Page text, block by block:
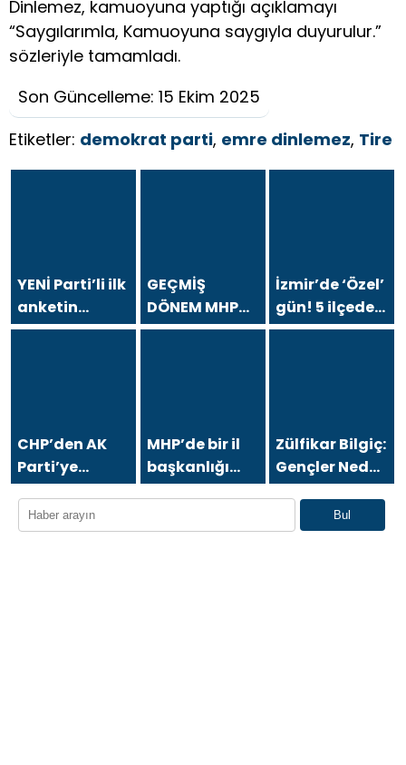
Dinlemez, kamuoyuna yaptığı açıklamayı
“Saygılarımla, Kamuoyuna saygıyla duyurulur.”
sözleriyle tamamladı.
Son Güncelleme: 15 Ekim 2025
Etiketler: demokrat parti, emre dinlemez, Tire
YENİ Parti’li ilk
anketin
sonuçları
GEÇMİŞ
DÖNEM MHP
BÜYÜKŞEHİR
BURSA İÇİN
“MİNEATÜRKİSTAN”
ÇAĞRISI:
DÜNYASININ
İzmir’de ‘Özel’
gün! 5 ilçede
ve
CHP’den AK
Parti’ye
geçmişti!
Nimet
Özdemir:
MHP’de bir il
başkanlığı
daha
Zülfikar Bilgiç:
Gençler Neden
Yurtdışına
Gidiyor?Bul